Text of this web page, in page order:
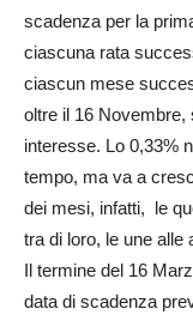
scadenza per la
ciascuna rata
ciascun mese
oltre il 16 Novembre,
interesse. Lo 0,33%
tempo, ma va a
dei mesi, infatti, le
tra di loro, le une alle
Il termine del 16
data di scadenza